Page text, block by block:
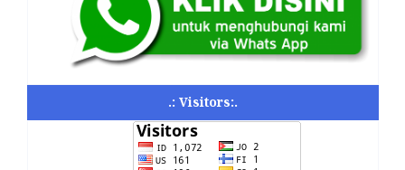
.: Visitors:.